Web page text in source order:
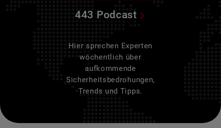
443 Podcast
Hier sprechen Experten
wöchentlich über
aufkommende
Sicherheitsbedrohungen,
Trends und Tipps.